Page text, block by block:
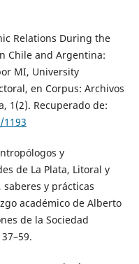
Relations During the
Chile and Argentina:
MI, University
en Corpus: Archivos
1(2). Recuperado de:
y
de La Plata, Litoral y
y prácticas
académico de Alberto
de la Sociedad